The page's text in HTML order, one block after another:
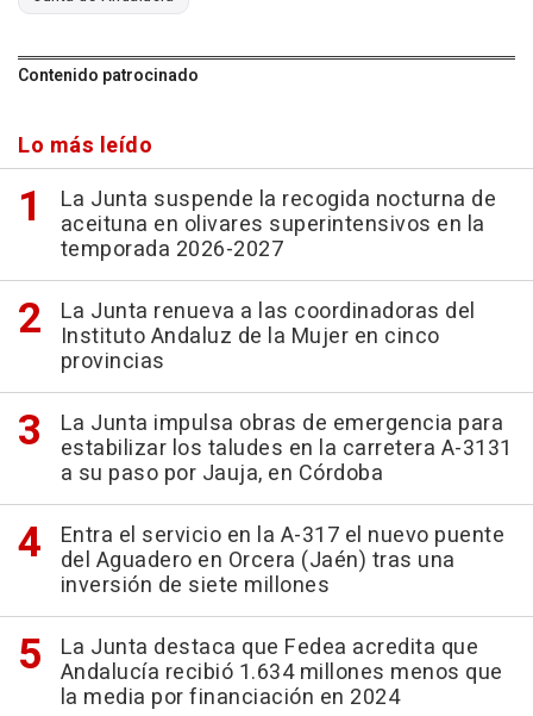
Contenido patrocinado
Lo más leído
La Junta suspende la recogida nocturna de
aceituna en olivares superintensivos en la
temporada 2026-2027
La Junta renueva a las coordinadoras del
Instituto Andaluz de la Mujer en cinco
provincias
La Junta impulsa obras de emergencia para
estabilizar los taludes en la carretera A-3131
a su paso por Jauja, en Córdoba
Entra el servicio en la A-317 el nuevo puente
del Aguadero en Orcera (Jaén) tras una
inversión de siete millones
La Junta destaca que Fedea acredita que
Andalucía recibió 1.634 millones menos que
la media por financiación en 2024